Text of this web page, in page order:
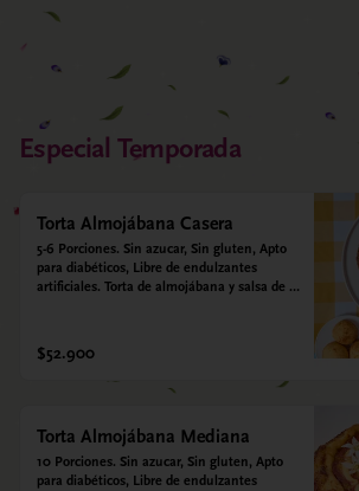
Especial Temporada
Torta Almojábana Casera
5-6 Porciones. Sin azucar, Sin gluten, Apto
para diabéticos, Libre de endulzantes
artificiales. Torta de almojábana y salsa de
alulosa, leche deslactosada, leche de coco,
vainilla. Salsa de guayaba: Guayaba y
$52.900
Torta Almojábana Mediana
10 Porciones. Sin azucar, Sin gluten, Apto
para diabéticos, Libre de endulzantes